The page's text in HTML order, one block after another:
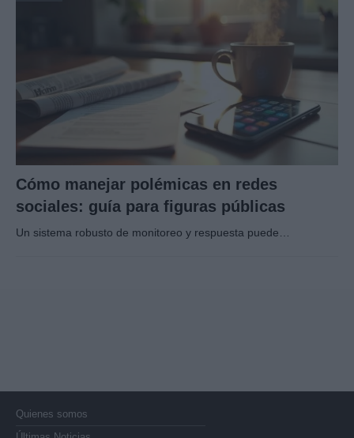
Cómo manejar polémicas en redes
sociales: guía para figuras públicas
Un sistema robusto de monitoreo y respuesta puede…
Quienes somos